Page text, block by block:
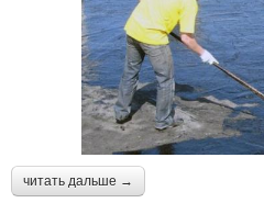
читать дальше →